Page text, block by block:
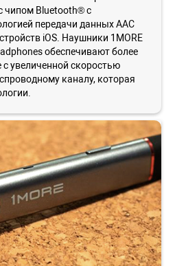
чипом Bluetooth® с
передачи данных AAC
iOS. Наушники 1MORE
обеспечивают более
с увеличенной скоростью
каналу, которая